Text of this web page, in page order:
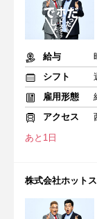
給与
シフト
雇用形態
アクセス
あと1日
株式会社ホット